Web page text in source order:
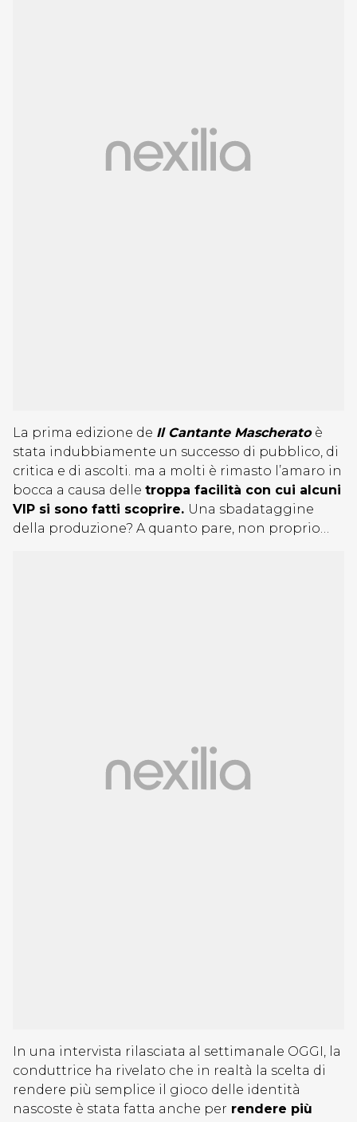
La prima edizione de Il Cantante Mascherato è
stata indubbiamente un successo di pubblico, di
critica e di ascolti. ma a molti è rimasto l’amaro in
bocca a causa delle troppa facilità con cui alcuni
VIP si sono fatti scoprire. Una sbadataggine
della produzione? A quanto pare, non proprio…
In una intervista rilasciata al settimanale OGGI, la
conduttrice ha rivelato che in realtà la scelta di
rendere più semplice il gioco delle identità
nascoste è stata fatta anche per rendere più